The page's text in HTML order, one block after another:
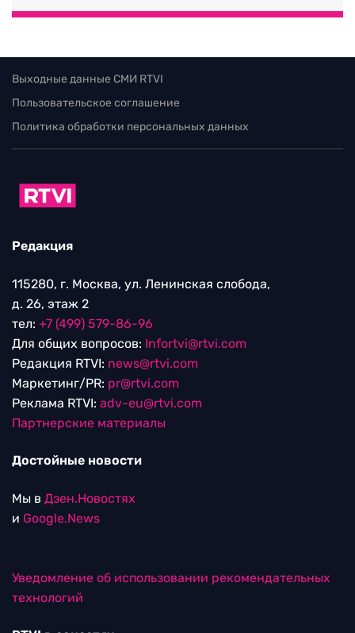
Выходные данные СМИ RTVI
Пользовательское соглашение
Политика обработки персональных данных
Редакция
115280, г. Москва, ул. Ленинская слобода,
д. 26, этаж 2
тел: +7 (499) 579-86-96
Для общих вопросов: Infortvi@rtvi.com
Редакция RTVI: news@rtvi.com
Маркетинг/PR: pr@rtvi.com
Реклама RTVI: adv-eu@rtvi.com
Партнерские материалы
Достойные новости
Мы в Дзен.Новостях
и Google.News
Уведомление об использовании рекомендательных
технологий